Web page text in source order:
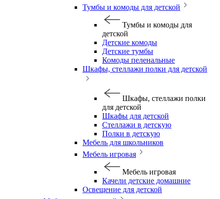
Тумбы и комоды для детской
Тумбы и комоды для
детской
Детские комоды
Детские тумбы
Комоды пеленальные
Шкафы, стеллажи полки для детской
Шкафы, стеллажи полки
для детской
Шкафы для детской
Стеллажи в детскую
Полки в детскую
Мебель для школьников
Мебель игровая
Мебель игровая
Качели детские домашние
Освещение для детской